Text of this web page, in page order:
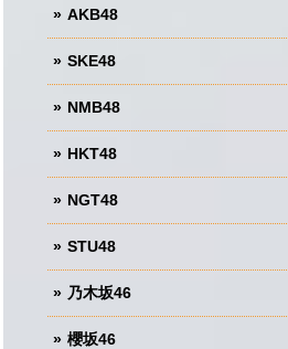
AKB48
SKE48
NMB48
HKT48
NGT48
STU48
乃木坂46
櫻坂46